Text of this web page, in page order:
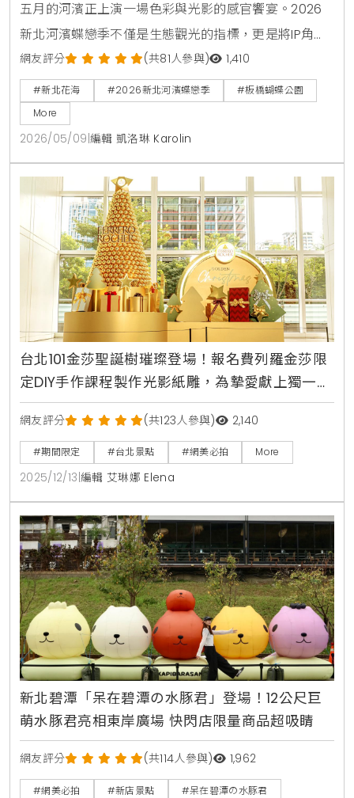
五月的河濱正上演一場色彩與光影的感官饗宴。2026
新北河濱蝶戀季不僅是生態觀光的指標，更是將IP角色
與城市空間完美融合的典範。KiraKacha去啦！創辦人
梁翔渝表示，透過布丁狗30周年主題的沉浸式體驗，能
讓大眾在休閒運動中建立與土地的深度情感連結。這種
結合文創市集與生態教育的模式，確實能提升城市休憩
價值並創造多元旅遊記憶。
網友評分 (共81人參與) 1,410
#新北花海 #2026新北河濱蝶戀季
#板橋蝴蝶公園
More
2026/05/09 編輯 凱洛琳 Karolin
台北101金莎聖誕樹璀璨登場！報名費列羅金莎限
定DIY手作課程製作光影紙雕，為摯愛獻上獨一無
二金色心意
網友評分 (共123人參與) 2,140
#期間限定 #台北景點 #網美必拍 More
2025/12/13 編輯 艾琳娜 Elena
新北碧潭「呆在碧潭の水豚君」登場！12公尺巨
萌水豚君亮相東岸廣場 快閃店限量商品超吸睛
網友評分 (共114人參與) 1,962
#網美必拍 #新店景點 #呆在碧潭の水豚君